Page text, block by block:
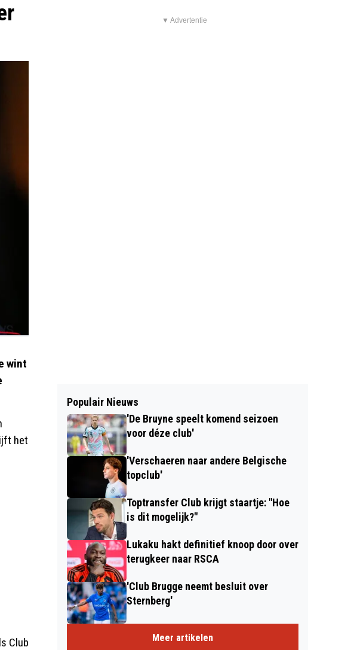
wint
het
Club
▼ Advertentie
Populair Nieuws
'De Bruyne speelt komend seizoen
voor déze club'
'Verschaeren naar andere Belgische
topclub'
Toptransfer Club krijgt staartje: "Hoe
is dit mogelijk?"
Lukaku hakt definitief knoop door over
terugkeer naar RSCA
'Club Brugge neemt besluit over
Sternberg'
Meer artikelen